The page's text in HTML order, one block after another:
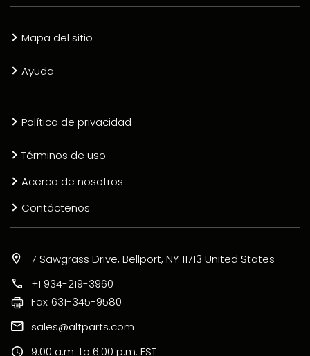
Mapa del sitio
Ayuda
Política de privacidad
Términos de uso
Acerca de nosotros
Contáctenos
7 Sawgrass Drive, Bellport, NY 11713 United States
+1 934-219-3960
Fax 631-345-9580
sales@altparts.com
9:00 a.m. to 6:00 p.m. EST